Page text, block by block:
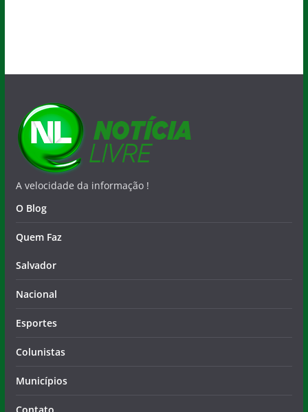
A velocidade da informação !
O Blog
Quem Faz
Salvador
Nacional
Esportes
Colunistas
Municípios